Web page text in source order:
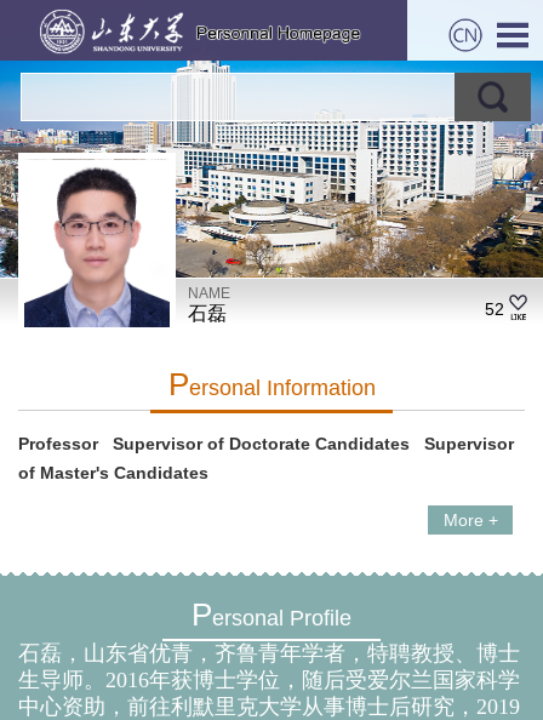
NAME
石磊 52
PErsonal Information
Professor Supervisor of Doctorate Candidates Supervisor
of Master's Candidates
More +
Personal Profile
石磊，山东省优青，齐鲁青年学者，特聘教授、博士
生导师。2016年获博士学位，随后受爱尔兰国家科学
中心资助，前往利默里克大学从事博士后研究，2019